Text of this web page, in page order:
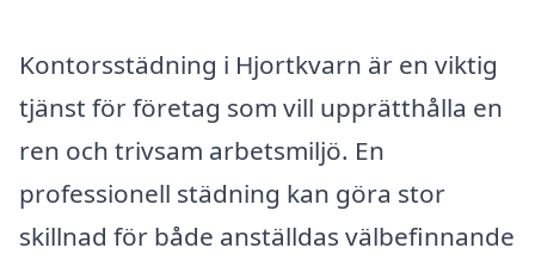
Kontorsstädning i Hjortkvarn är en viktig
tjänst för företag som vill upprätthålla en
ren och trivsam arbetsmiljö. En
professionell städning kan göra stor
skillnad för både anställdas välbefinnande